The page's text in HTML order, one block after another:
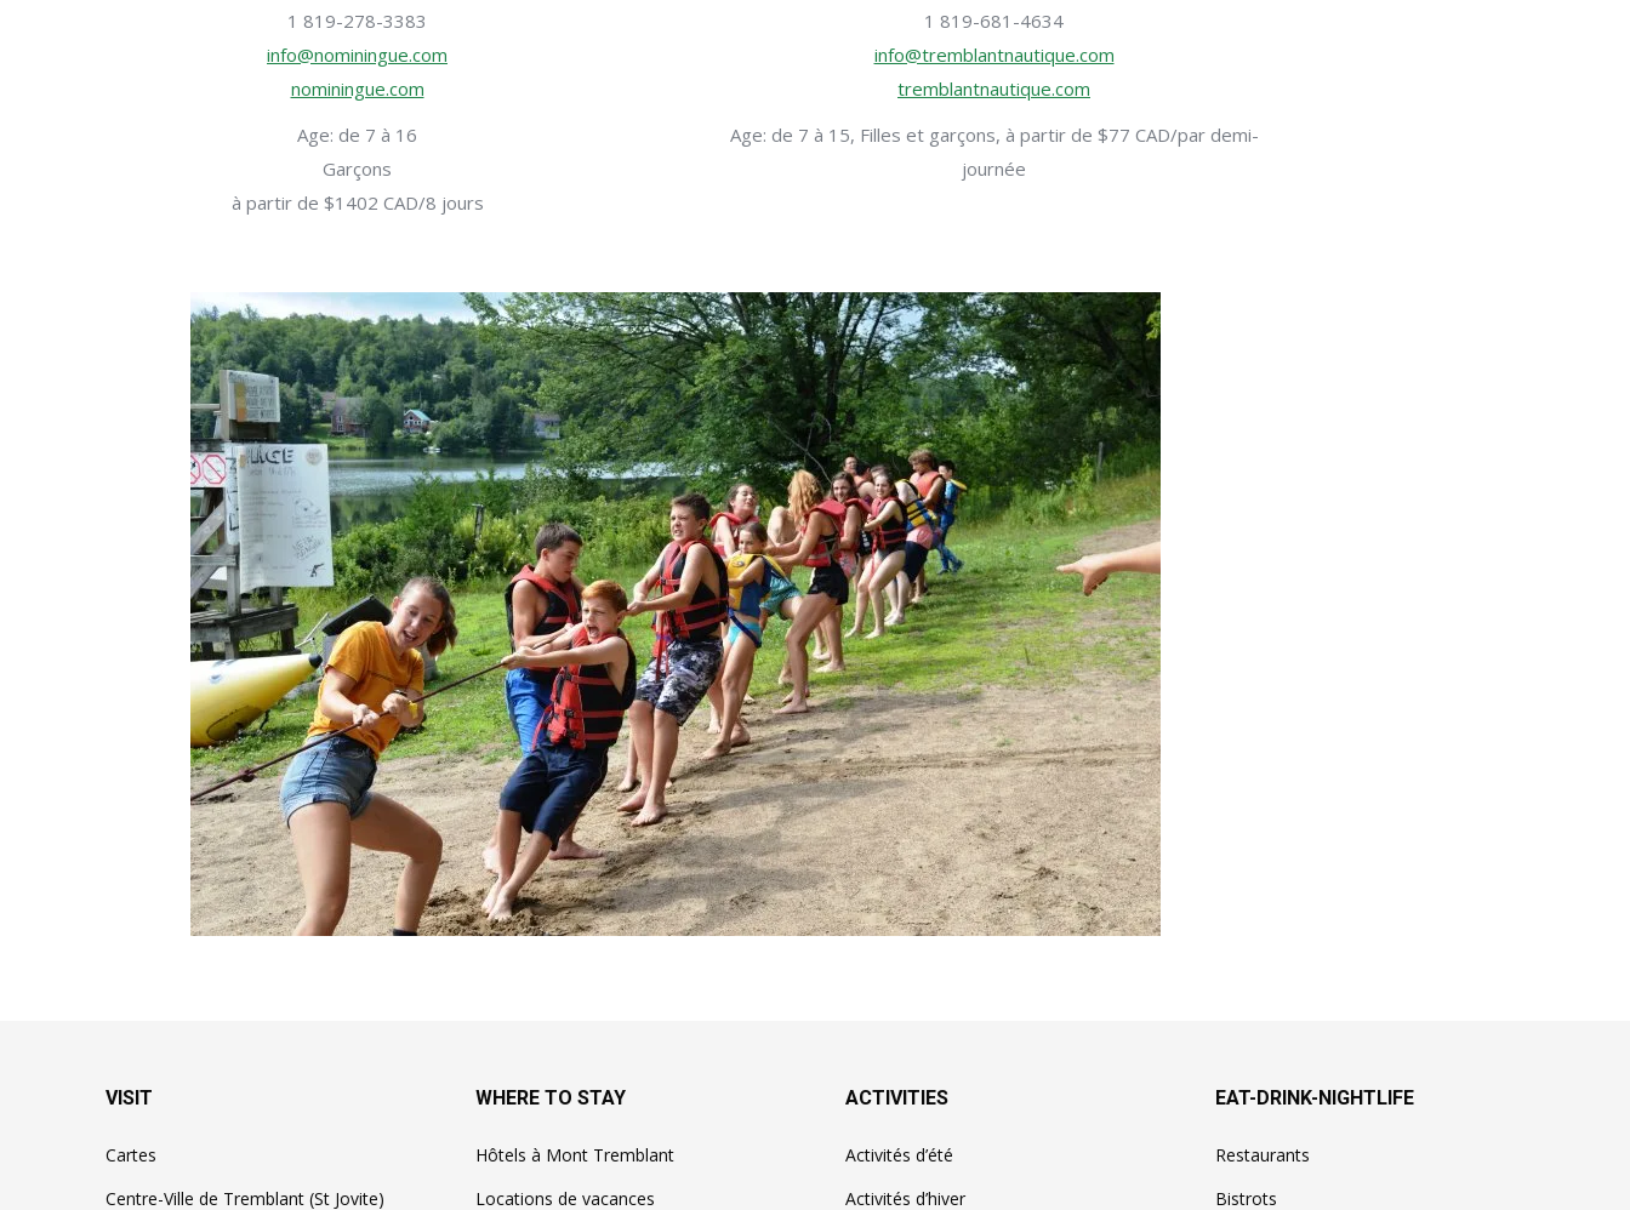
1 819-278-3383
info@nominingue.com
nominingue.com
Age: de 7 à 16
Garçons
à partir de $1402 CAD/8 jours
1 819-681-4634
info@tremblantnautique.com
tremblantnautique.com
Age: de 7 à 15, Filles et garçons, à partir de $77 CAD/par demi-
journée
VISIT
Cartes
Centre-Ville de Tremblant (St Jovite)
WHERE TO STAY
Hôtels à Mont Tremblant
Locations de vacances
ACTIVITIES
Activités d’été
Activités d’hiver
EAT-DRINK-NIGHTLIFE
Restaurants
Bistrots